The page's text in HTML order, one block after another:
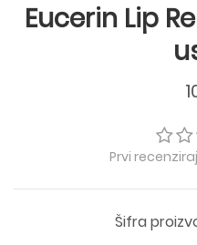
Eucerin Lip
Prvi
Šifra